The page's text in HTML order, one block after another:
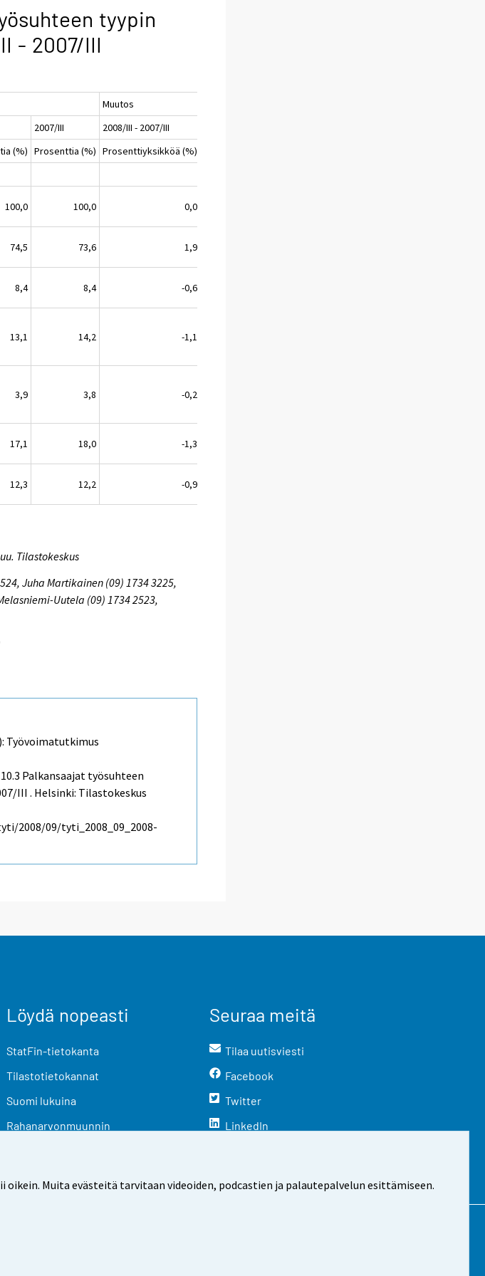
Muita evästeitä tarvitaan videoiden, podcastien ja palautepalvelun esittämiseen.
tyypin
- 2007/III
Muutos
2007/III
2008/III - 2007/III
(%) Prosenttia (%) Prosenttiyksikköä (%)
100,0 100,0 0,0
74,5 73,6 1,9
8,4 8,4 -0,6
13,1 14,2 -1,1
3,9 3,8 -0,2
17,1 18,0 -1,3
12,3 12,2 -0,9
Tilastokeskus
Juha Martikainen (09) 1734 3225,
Uutela (09) 1734 2523,
Työvoimatutkimus
10.3 Palkansaajat työsuhteen
III . Helsinki: Tilastokeskus
2008/09/tyti_2008_09_2008-
Löydä nopeasti
StatFin-tietokanta
Tilastotietokannat
Suomi lukuina
Rahanarvonmuunnin
Seuraa meitä
Tilaa uutisviesti
Facebook
Twitter
LinkedIn